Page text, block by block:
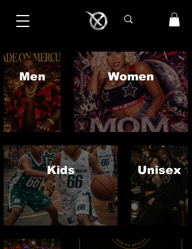
Men Women
Kids Unisex